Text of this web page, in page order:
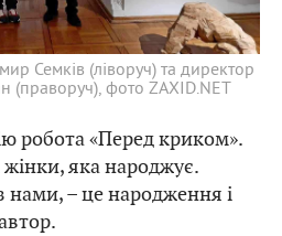
Семків (ліворуч) та директор
(праворуч), фото ZAXID.NET
робота «Перед криком».
яка народжує.
нами, – це народження і